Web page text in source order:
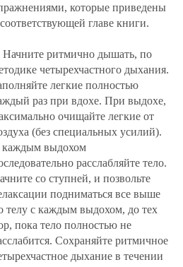
которые приведены
главе книги.
Начните ритмично дышать, по
четырехчастного дыхания.
легкие полностью
раз при вдохе. При выдохе,
очищайте легкие от
(без специальных усилий).
выдохом
расслабляйте тело.
со ступней, и позвольте
подниматься все выше
телу с каждым выдохом, до тех
пока тело полностью не
Сохраняйте ритмичное
дыхание в течении